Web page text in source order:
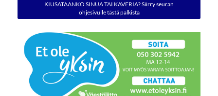
KIUSATAANKO SINUA TAI KAVERIA? Siirry seuran
ohjesivulle tästä palkista